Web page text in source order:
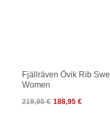
Fjällräven Övik Rib
Women
219,95 € 188,95 €